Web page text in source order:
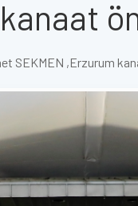
SEKMEN ,Erzurum